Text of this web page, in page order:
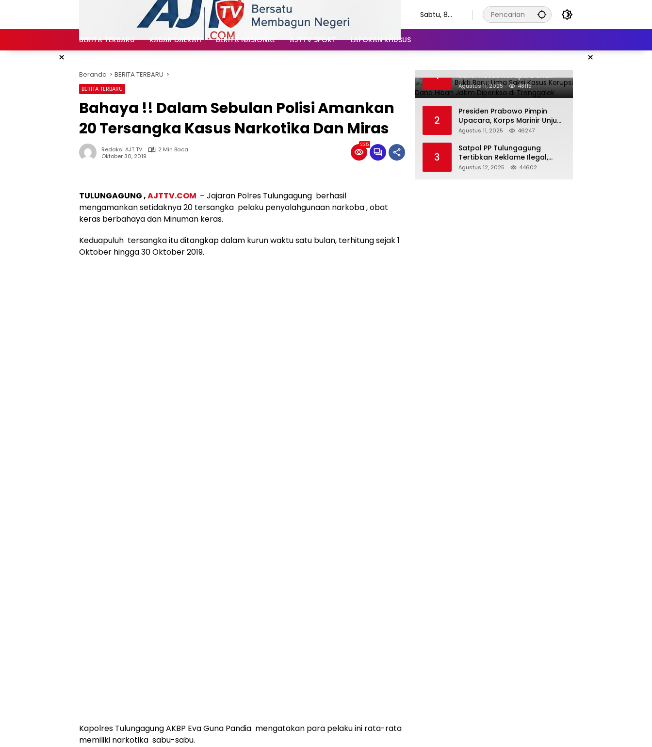
Sabtu, 8
BERITA TERBARU KABAR DAERAH BERITA NASIONAL AJTTV SPORT LAPORAN KHUSUS
× ×
Beranda BERITA TERBARU
BERITA TERBARU
Bahaya !! Dalam Sebulan Polisi Amankan
20 Tersangka Kasus Narkotika Dan Miras
Redaksi AJT TV
2 Min Baca
Oktober 30, 2019
235
TULUNGAGUNG ,AJTTV.COM – Jajaran Polres Tulungagung berhasil
mengamankan setidaknya 20 tersangka pelaku penyalahgunaan narkoba , obat
keras berbahaya dan Minuman keras.
Keduapuluh tersangka itu ditangkap dalam kurun waktu satu bulan, terhitung sejak 1
Oktober hingga 30 Oktober 2019.
Kapolres Tulungagung AKBP Eva Guna Pandia mengatakan para pelaku ini rata-rata
memiliki narkotika sabu-sabu.
1
Saksi Kasus Korupsi Dana
Hibah Jatim Diperiksa di
Trenggalek
Agustus 11, 2025 48115
2
Presiden Prabowo Pimpin
Upacara, Korps Marinir Unjuk
Kekuatan dan Resmikan
Agustus 11, 2025 46247
3
Satpol PP Tulungagung
Tertibkan Reklame Ilegal,
Wujudkan Kota yang Rapi
Agustus 12, 2025 44602